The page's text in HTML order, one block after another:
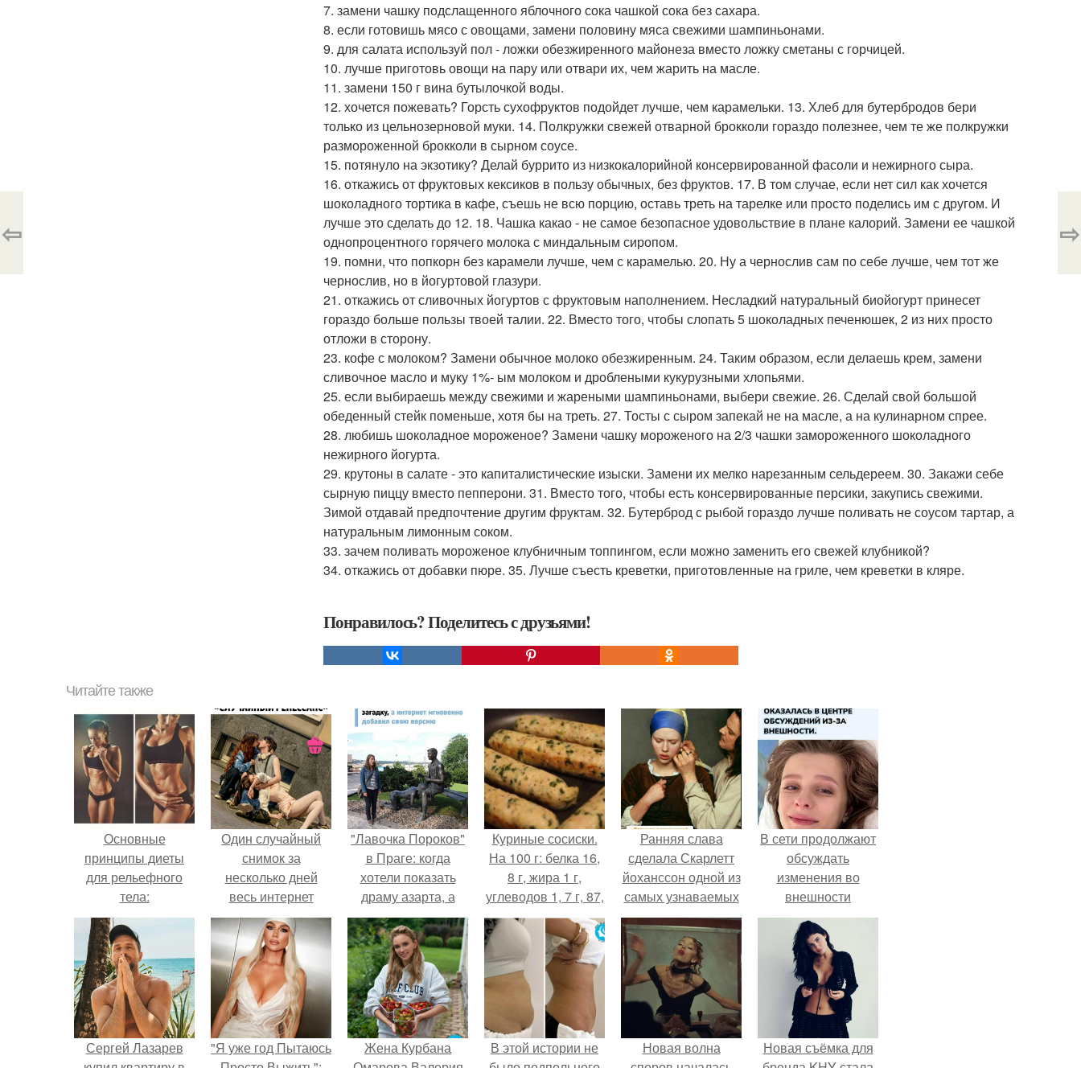
7. замени чашку подслащенного яблочного сока чашкой сока без сахара.
8. если готовишь мясо с овощами, замени половину мяса свежими шампиньонами.
9. для салата используй пол - ложки обезжиренного майонеза вместо ложку сметаны с горчицей.
10. лучше приготовь овощи на пару или отвари их, чем жарить на масле.
11. замени 150 г вина бутылочкой воды.
12. хочется пожевать? Горсть сухофруктов подойдет лучше, чем карамельки. 13. Хлеб для бутербродов бери
только из цельнозерновой муки. 14. Полкружки свежей отварной брокколи гораздо полезнее, чем те же полкружки
размороженной брокколи в сырном соусе.
15. потянуло на экзотику? Делай буррито из низкокалорийной консервированной фасоли и нежирного сыра.
16. откажись от фруктовых кексиков в пользу обычных, без фруктов. 17. В том случае, если нет сил как хочется
шоколадного тортика в кафе, съешь не всю порцию, оставь треть на тарелке или просто поделись им с другом. И
лучше это сделать до 12. 18. Чашка какао - не самое безопасное удовольствие в плане калорий. Замени ее чашкой
однопроцентного горячего молока с миндальным сиропом.
19. помни, что попкорн без карамели лучше, чем с карамелью. 20. Ну а чернослив сам по себе лучше, чем тот же
чернослив, но в йогуртовой глазури.
21. откажись от сливочных йогуртов с фруктовым наполнением. Несладкий натуральный биойогурт принесет
гораздо больше пользы твоей талии. 22. Вместо того, чтобы слопать 5 шоколадных печенюшек, 2 из них просто
отложи в сторону.
23. кофе с молоком? Замени обычное молоко обезжиренным. 24. Таким образом, если делаешь крем, замени
сливочное масло и муку 1%- ым молоком и дроблеными кукурузными хлопьями.
25. если выбираешь между свежими и жареными шампиньонами, выбери свежие. 26. Сделай свой большой
обеденный стейк поменьше, хотя бы на треть. 27. Тосты с сыром запекай не на масле, а на кулинарном спрее.
28. любишь шоколадное мороженое? Замени чашку мороженого на 2/3 чашки замороженного шоколадного
нежирного йогурта.
29. крутоны в салате - это капиталистические изыски. Замени их мелко нарезанным сельдереем. 30. Закажи себе
сырную пиццу вместо пепперони. 31. Вместо того, чтобы есть консервированные персики, закупись свежими.
Зимой отдавай предпочтение другим фруктам. 32. Бутерброд с рыбой гораздо лучше поливать не соусом тартар, а
натуральным лимонным соком.
33. зачем поливать мороженое клубничным топпингом, если можно заменить его свежей клубникой?
34. откажись от добавки пюре. 35. Лучше съесть креветки, приготовленные на гриле, чем креветки в кляре.
Понравилось? Поделитесь с друзьями!
⇦ ⇨
Читайте также
Основные
принципы диеты
для рельефного
тела:
Один случайный
снимок за
несколько дней
весь интернет
облетел.
"Лавочка Пороков"
в Праге: когда
хотели показать
драму азарта, а
получился 18+.
Куриные сосиски.
На 100 г: белка 16,
8 г, жира 1 г,
углеводов 1, 7 г, 87,
5 ккал.
Ранняя слава
сделала Скарлетт
йоханссон одной из
самых узнаваемых
актрис голливуда,
но за глянцевым
фасадом
скрывалась
огромная
неуверенность.
В сети продолжают
обсуждать
изменения во
внешности
актрисы.
Сергей Лазарев
"Я уже год Пытаюсь
Жена Курбана
В этой истории не
Новая волна
Новая съёмка для